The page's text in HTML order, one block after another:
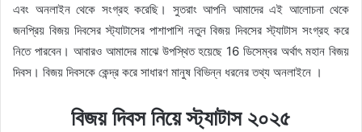
এবং অনলাইন থেকে সংগ্রহ করেছি। সুতরাং আপনি আমাদের এই আলোচনা থেকে
জনপ্রিয় বিজয় দিবসের স্ট্যাটাসের পাশাপাশি নতুন বিজয় দিবসের স্ট্যাটাস সংগ্রহ করে
নিতে পারবেন। আবারও আমাদের মাঝে উপস্থিত হয়েছে 16 ডিসেম্বর অর্থাৎ মহান বিজয়
দিবস। বিজয় দিবসকে কেন্দ্র করে সাধারণ মানুষ বিভিন্ন ধরনের তথ্য অনলাইনে ।
বিজয় দিবস নিয়ে স্ট্যাটাস ২০২৫